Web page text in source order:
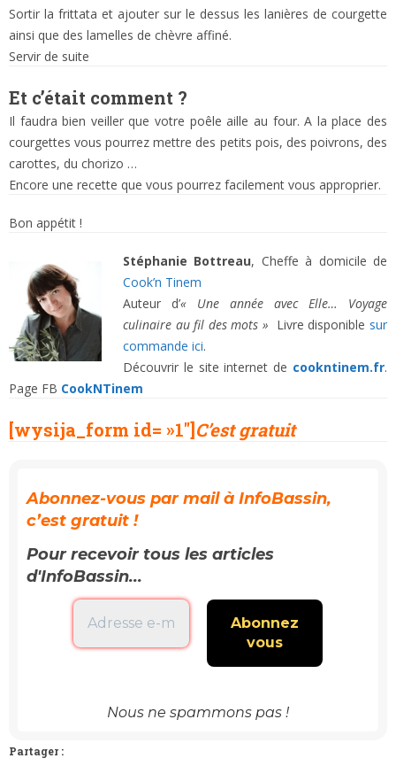
Sortir la frittata et ajouter sur le dessus les lanières de courgette
ainsi que des lamelles de chèvre affiné.
Servir de suite
Et c’était comment ?
Il faudra bien veiller que votre poêle aille au four. A la place des
courgettes vous pourrez mettre des petits pois, des poivrons, des
carottes, du chorizo …
Encore une recette que vous pourrez facilement vous approprier.
Bon appétit !
Stéphanie Bottreau, Cheffe à domicile de
Cook’n Tinem
Auteur d’« Une année avec Elle… Voyage
culinaire au fil des mots » Livre disponible sur
commande ici.
Découvrir le site internet de cookntinem.fr.
Page FB CookNTinem
[wysija_form id= »1″]C’est gratuit
Abonnez-vous par mail à InfoBassin,
c’est gratuit !
Pour recevoir tous les articles
d'InfoBassin...
Nous ne spammons pas !
Partager :